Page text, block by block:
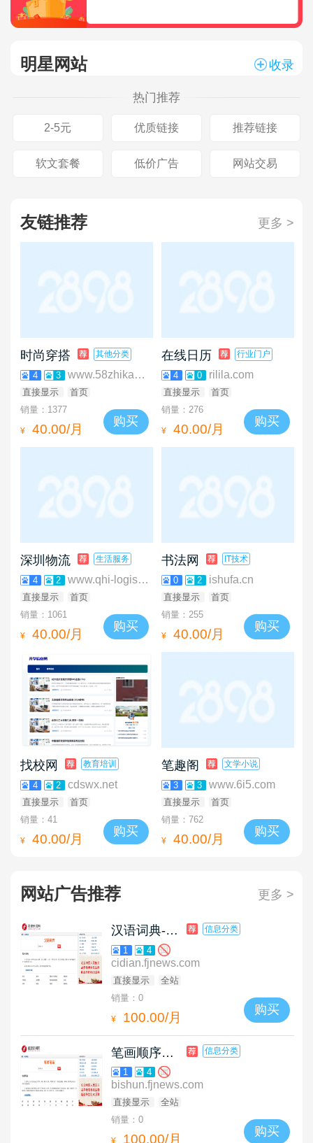
明星网站 收录
热门推荐
2-5元 优质链接 推荐链接
软文套餐 低价广告 网站交易
友链推荐 更多 >
时尚穿搭 其他分类
4 3 www.58zhikao.com
直接显示
首页
销量：1377
¥ 40.00/月
购买
在线日历 行业门户
4 0 rilila.com
直接显示
首页
销量：276
¥ 40.00/月
购买
深圳物流 生活服务
4 2 www.qhi-logistics.com
直接显示
首页
销量：1061
¥ 40.00/月
购买
书法网 IT技术
0 2 ishufa.cn
直接显示
首页
销量：255
¥ 40.00/月
购买
找校网 教育培训
4 2 cdswx.net
直接显示
首页
销量：41
¥ 40.00/月
购买
笔趣阁 文学小说
3 3 www.6i5.com
直接显示
首页
销量：762
¥ 40.00/月
购买
网站广告推荐 更多 >
汉语词典-福建新闻网 信息分类
1 4
cidian.fjnews.com
直接显示
全站
销量：0
¥ 100.00/月
购买
笔画顺序查询 信息分类
1 4
bishun.fjnews.com
直接显示
全站
销量：0
¥ 100.00/月
购买